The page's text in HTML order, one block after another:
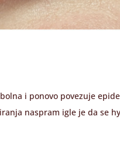
i ponovo povezuje
naspram igle je da se